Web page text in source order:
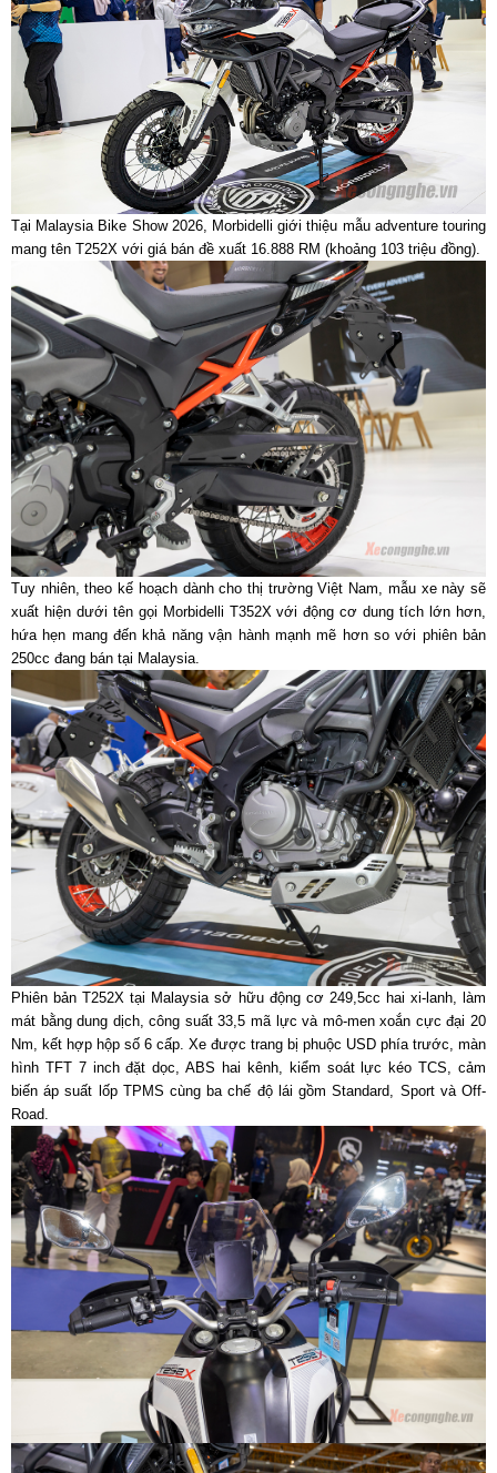
Tại Malaysia Bike Show 2026, Morbidelli giới thiệu mẫu adventure touring
mang tên T252X với giá bán đề xuất 16.888 RM (khoảng 103 triệu đồng).
Tuy nhiên, theo kế hoạch dành cho thị trường Việt Nam, mẫu xe này sẽ
xuất hiện dưới tên gọi Morbidelli T352X với động cơ dung tích lớn hơn,
hứa hẹn mang đến khả năng vận hành mạnh mẽ hơn so với phiên bản
250cc đang bán tại Malaysia.
Phiên bản T252X tại Malaysia sở hữu động cơ 249,5cc hai xi-lanh, làm
mát bằng dung dịch, công suất 33,5 mã lực và mô-men xoắn cực đại 20
Nm, kết hợp hộp số 6 cấp. Xe được trang bị phuộc USD phía trước, màn
hình TFT 7 inch đặt dọc, ABS hai kênh, kiểm soát lực kéo TCS, cảm
biến áp suất lốp TPMS cùng ba chế độ lái gồm Standard, Sport và Off-
Road.